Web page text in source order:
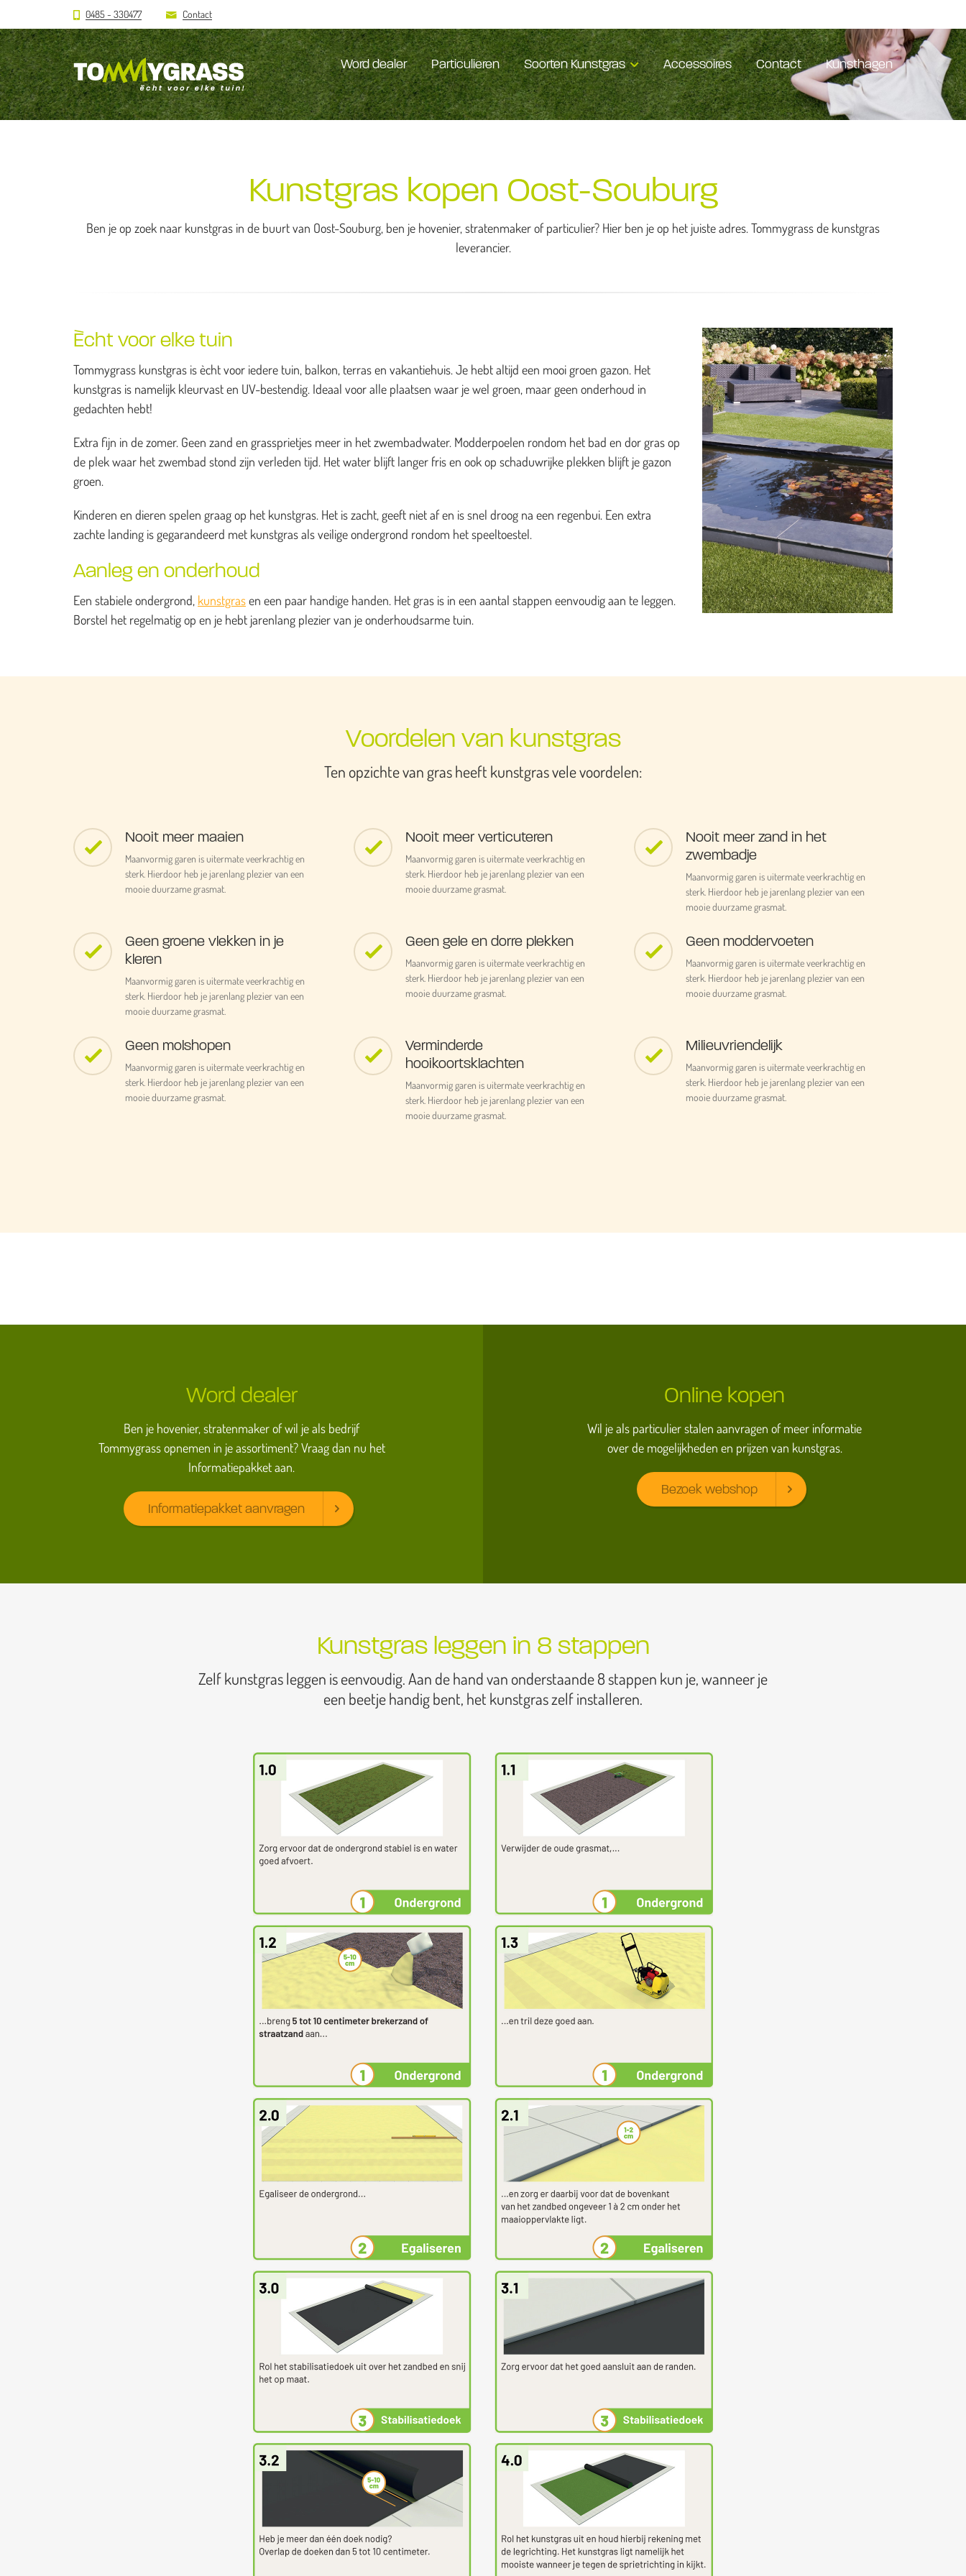
0485 - 330477 Contact
Word dealer Particulieren Soorten Kunstgras Accessoires Contact Kunsthagen
Kunstgras kopen Oost-Souburg
Ben je op zoek naar kunstgras in de buurt van Oost-Souburg, ben je hovenier, stratenmaker of particulier? Hier ben je op het juiste adres. Tommygrass de kunstgras
leverancier.
Ècht voor elke tuin
Tommygrass kunstgras is ècht voor iedere tuin, balkon, terras en vakantiehuis. Je hebt altijd een mooi groen gazon. Het
kunstgras is namelijk kleurvast en UV-bestendig. Ideaal voor alle plaatsen waar je wel groen, maar geen onderhoud in
gedachten hebt!
Extra fijn in de zomer. Geen zand en grassprietjes meer in het zwembadwater. Modderpoelen rondom het bad en dor gras op
de plek waar het zwembad stond zijn verleden tijd. Het water blijft langer fris en ook op schaduwrijke plekken blijft je gazon
groen.
Kinderen en dieren spelen graag op het kunstgras. Het is zacht, geeft niet af en is snel droog na een regenbui. Een extra
zachte landing is gegarandeerd met kunstgras als veilige ondergrond rondom het speeltoestel.
Aanleg en onderhoud
Een stabiele ondergrond, kunstgrasen een paar handige handen. Het gras is in een aantal stappen eenvoudig aan te leggen.
Borstel het regelmatig op en je hebt jarenlang plezier van je onderhoudsarme tuin.
Voordelen van kunstgras
Ten opzichte van gras heeft kunstgras vele voordelen:
Nooit meer maaien
Maanvormig garen is uitermate veerkrachtig en
sterk. Hierdoor heb je jarenlang plezier van een
mooie duurzame grasmat.
Nooit meer verticuteren
Maanvormig garen is uitermate veerkrachtig en
sterk. Hierdoor heb je jarenlang plezier van een
mooie duurzame grasmat.
Nooit meer zand in het
zwembadje
Maanvormig garen is uitermate veerkrachtig en
sterk. Hierdoor heb je jarenlang plezier van een
mooie duurzame grasmat.
Geen groene vlekken in je
kleren
Maanvormig garen is uitermate veerkrachtig en
sterk. Hierdoor heb je jarenlang plezier van een
mooie duurzame grasmat.
Geen gele en dorre plekken
Maanvormig garen is uitermate veerkrachtig en
sterk. Hierdoor heb je jarenlang plezier van een
mooie duurzame grasmat.
Geen moddervoeten
Maanvormig garen is uitermate veerkrachtig en
sterk. Hierdoor heb je jarenlang plezier van een
mooie duurzame grasmat.
Geen molshopen
Maanvormig garen is uitermate veerkrachtig en
sterk. Hierdoor heb je jarenlang plezier van een
mooie duurzame grasmat.
Verminderde
hooikoortsklachten
Maanvormig garen is uitermate veerkrachtig en
sterk. Hierdoor heb je jarenlang plezier van een
mooie duurzame grasmat.
Milieuvriendelijk
Maanvormig garen is uitermate veerkrachtig en
sterk. Hierdoor heb je jarenlang plezier van een
mooie duurzame grasmat.
Word dealer
Ben je hovenier, stratenmaker of wil je als bedrijf
Tommygrass opnemen in je assortiment? Vraag dan nu het
Informatiepakket aan.
Informatiepakket aanvragen
Online kopen
Wil je als particulier stalen aanvragen of meer informatie
over de mogelijkheden en prijzen van kunstgras.
Bezoek webshop
Kunstgras leggen in 8 stappen
Zelf kunstgras leggen is eenvoudig. Aan de hand van onderstaande 8 stappen kun je, wanneer je
een beetje handig bent, het kunstgras zelf installeren.